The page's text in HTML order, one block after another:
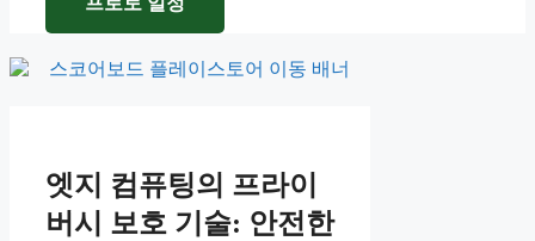
엣지 컴퓨팅의 프라이
버시 보호 기술: 안전한